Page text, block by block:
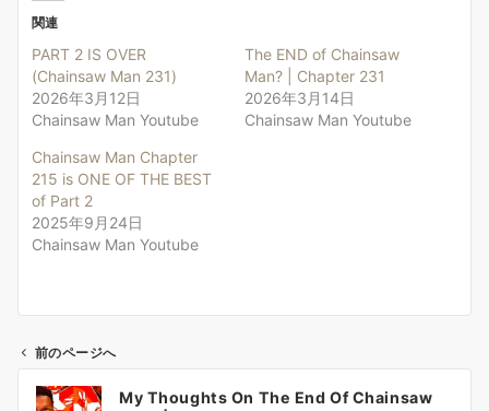
関連
PART 2 IS OVER
(Chainsaw Man 231)
2026年3月12日
Chainsaw Man Youtube
The END of Chainsaw
Man? | Chapter 231
2026年3月14日
Chainsaw Man Youtube
Chainsaw Man Chapter
215 is ONE OF THE BEST
of Part 2
2025年9月24日
Chainsaw Man Youtube
前のページへ
My Thoughts On The End Of Chainsaw